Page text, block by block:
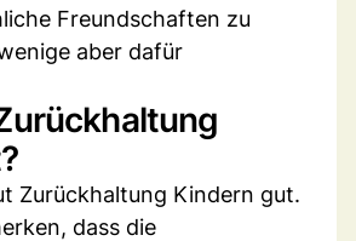
Freundschaften zu
aber dafür
Zurückhaltung Kindern gut.
dass die